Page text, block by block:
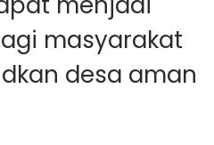
masyarakat
desa aman